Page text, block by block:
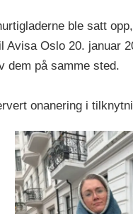
ble satt
Avisa Oslo 20. januar
dem på samme sted.
onanering i